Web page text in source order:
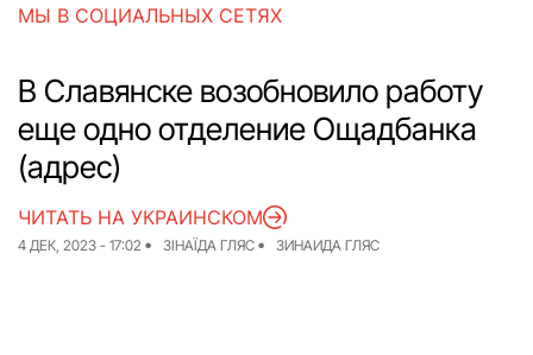
О нас
Инструкции
Спорт
Интервью
Досье
Блог
Проекты
МЫ В СОЦИАЛЬНЫХ СЕТЯХ
В Славянске возобновило работу
еще одно отделение Ощадбанка
(адрес)
4 ДЕК, 2023 - 17:02 ЗІНАЇДА ГЛЯС ЗИНАИДА ГЛЯС
ЧИТАТЬ НА УКРАИНСКОМ